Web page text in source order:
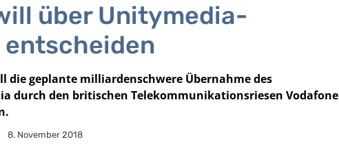
über Unitymedia-
entscheiden
die geplante milliardenschwere Übernahme des
durch den britischen Telekommunikationsriesen Vodafone
8. November 2018